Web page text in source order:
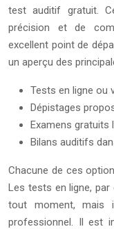
test auditif gratuit.
précision et de
excellent point de
un aperçu des
Tests en ligne ou
Dépistages
Examens gratuits
Bilans auditifs
Chacune de ces
Les tests en ligne,
tout moment, mais
professionnel. Il est